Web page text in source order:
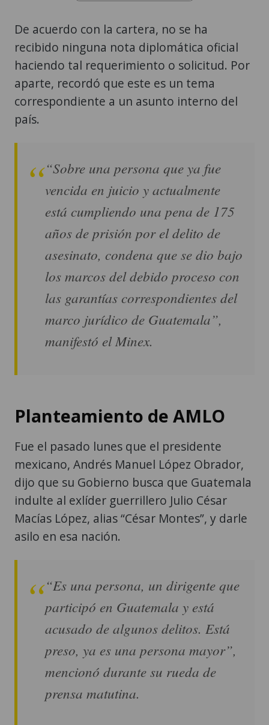
De acuerdo con la cartera, no se ha
recibido ninguna nota diplomática oficial
haciendo tal requerimiento o solicitud. Por
aparte, recordó que este es un tema
correspondiente a un asunto interno del
país.
“Sobre una persona que ya fue
vencida en juicio y actualmente
está cumpliendo una pena de 175
años de prisión por el delito de
asesinato, condena que se dio bajo
los marcos del debido proceso con
las garantías correspondientes del
marco jurídico de Guatemala”,
manifestó el Minex.
Planteamiento de AMLO
Fue el pasado lunes que el presidente
mexicano, Andrés Manuel López Obrador,
dijo que su Gobierno busca que Guatemala
indulte al exlíder guerrillero Julio César
Macías López, alias “César Montes”, y darle
asilo en esa nación.
“Es una persona, un dirigente que
participó en Guatemala y está
acusado de algunos delitos. Está
preso, ya es una persona mayor”,
mencionó durante su rueda de
prensa matutina.